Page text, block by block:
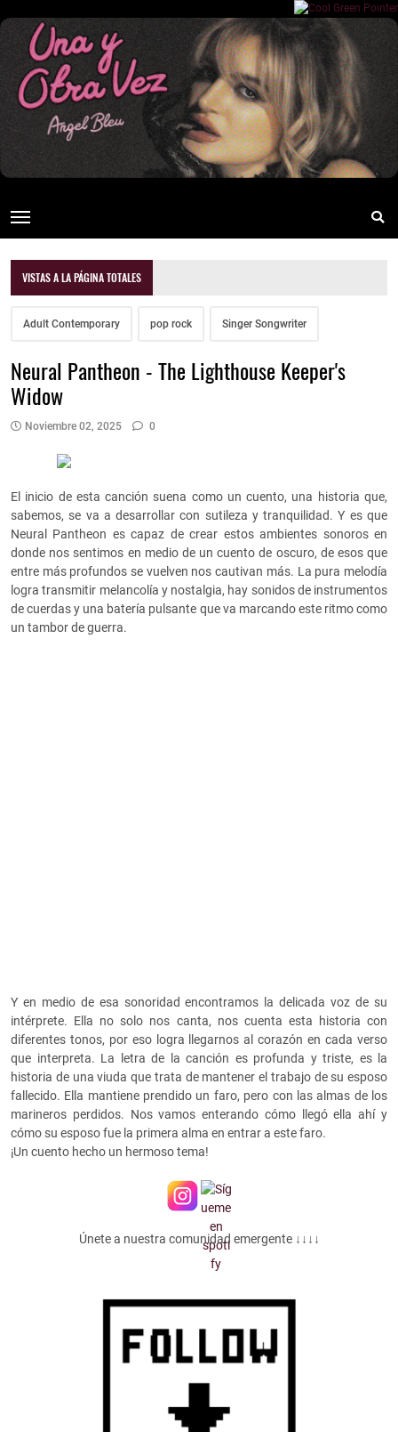
VISTAS A LA PÁGINA TOTALES
Adult Contemporary pop rock Singer Songwriter
Neural Pantheon - The Lighthouse Keeper's
Widow
Noviembre 02, 2025 0
El inicio de esta canción suena como un cuento, una historia que,
sabemos, se va a desarrollar con sutileza y tranquilidad. Y es que
Neural Pantheon es capaz de crear estos ambientes sonoros en
donde nos sentimos en medio de un cuento de oscuro, de esos que
entre más profundos se vuelven nos cautivan más. La pura melodía
logra transmitir melancolía y nostalgia, hay sonidos de instrumentos
de cuerdas y una batería pulsante que va marcando este ritmo como
un tambor de guerra.
Y en medio de esa sonoridad encontramos la delicada voz de su
intérprete. Ella no solo nos canta, nos cuenta esta historia con
diferentes tonos, por eso logra llegarnos al corazón en cada verso
que interpreta. La letra de la canción es profunda y triste, es la
historia de una viuda que trata de mantener el trabajo de su esposo
fallecido. Ella mantiene prendido un faro, pero con las almas de los
marineros perdidos. Nos vamos enterando cómo llegó ella ahí y
cómo su esposo fue la primera alma en entrar a este faro.
¡Un cuento hecho un hermoso tema!
Únete a nuestra comunidad emergente ↓↓↓↓